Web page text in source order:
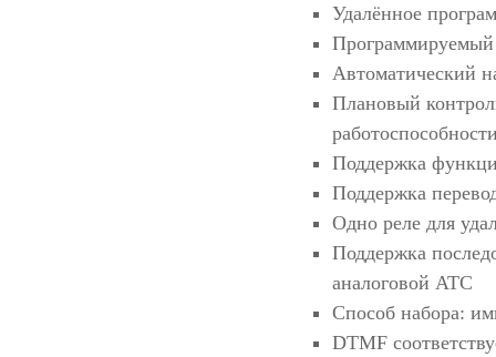
Удалённое
Программируемый
Автоматический
Плановый
Поддержка
Поддержка
Одно реле для
Поддержка
аналоговой АТС
Способ набора:
DTMF